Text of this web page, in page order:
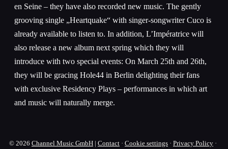
en Seine – they have also recorded new music. The gently
grooving single „Heartquake“ with singer-songwriter Cuco is
already available to listen to. In addition, L’Impératrice will
also release a new album next spring which they will
introduce with two special events: On March 25th and 26th,
they will be gracing Hole44 in Berlin delighting their fans
with exclusive Residency Plays – performances in which art
and music will naturally merge.
© 2026 Channel Music GmbH | Contact · Cookie settings · Privacy Policy ·